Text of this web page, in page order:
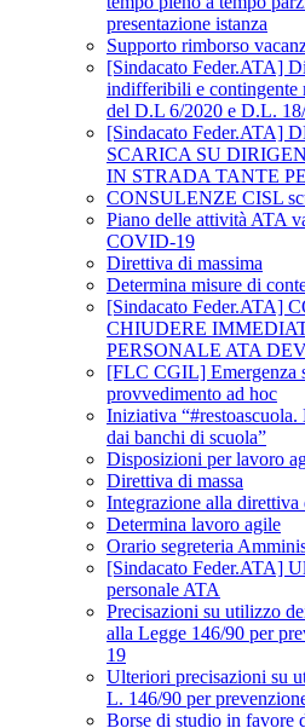
presentazione istanza
Supporto rimborso
[Sindacato Feder.ATA]
indifferibili e contingente
del D.L 6/2020 e D.L.
[Sindacato Feder.ATA]
SCARICA SU
IN STRADA TANTE
CONSULENZE CISL
Piano delle attività ATA
COVID-19
Direttiva di massima
Determina misure di
[Sindacato Feder.ATA]
CHIUDERE
PERSONALE ATA
[FLC CGIL] Emergenza
provvedimento ad hoc
Iniziativa
dai banchi di scuola”
Disposizioni per lavoro
Direttiva di massa
Integrazione alla direttiva
Determina lavoro agile
Orario segreteria
[Sindacato Feder.ATA]
personale ATA
Precisazioni su utilizzo
alla Legge 146/90 per
19
Ulteriori precisazioni su
L. 146/90 per
Borse di studio in favore